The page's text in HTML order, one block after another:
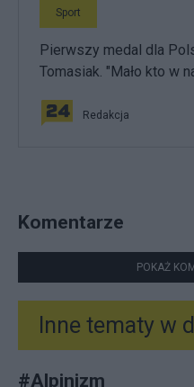
Sport
Pierwszy medal dla
Tomasiak. "Mało kto w
Redakcja
Komentarze
POKAŻ
Inne tematy w
#Alpinizm